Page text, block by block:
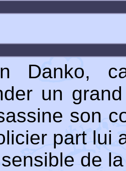
Danko,
un
son
part lui
de